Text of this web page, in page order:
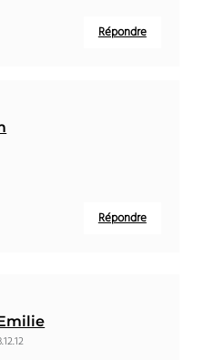
Répondre
Répondre